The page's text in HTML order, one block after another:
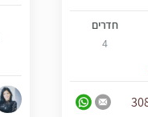
חדרים
4